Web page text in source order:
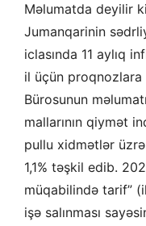
Məlumatda deyilir
Jumanqarinin
iclasında 11 aylıq
il üçün proqnozlara
Bürosunun
mallarının qiymət
pullu xidmətlər
1,1% təşkil edib.
müqabilində tarif”
işə salınması